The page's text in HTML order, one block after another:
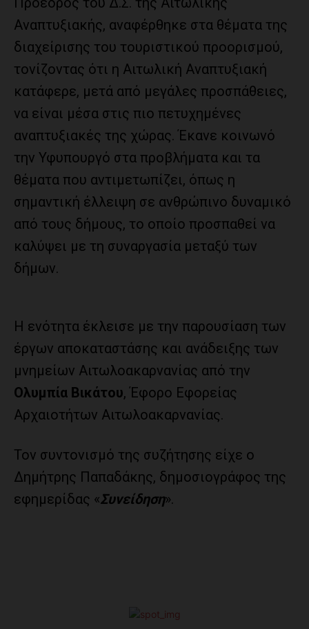
Αναπτυξιακής, αναφέρθηκε στα θέματα της
διαχείρισης του τουριστικού προορισμού,
τονίζοντας ότι η Αιτωλική Αναπτυξιακή
κατάφερε, μετά από μεγάλες προσπάθειες,
να είναι μέσα στις πιο πετυχημένες
αναπτυξιακές της χώρας. Έκανε κοινωνό
την Υφυπουργό στα προβλήματα και τα
θέματα που αντιμετωπίζει, όπως η
σημαντική έλλειψη σε ανθρώπινο δυναμικό
από τους δήμους, το οποίο προσπαθεί να
καλύψει με τη συναργασία μεταξύ των
δήμων.
Η ενότητα έκλεισε με την παρουσίαση των
έργων αποκαταστάσης και ανάδειξης των
μνημείων Αιτωλοακαρνανίας από την
Ολυμπία Βικάτου, Έφορο Εφορείας
Αρχαιοτήτων Αιτωλοακαρνανίας.
Τον συντονισμό της συζήτησης είχε ο
Δημήτρης Παπαδάκης, δημοσιογράφος της
εφημερίδας «Συνείδηση».